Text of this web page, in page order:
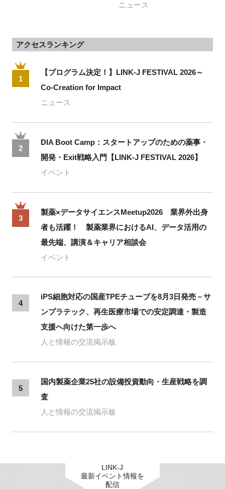
ニュース
アクセスランキング
1
【プログラム決定！】LINK-J FESTIVAL 2026～
Co-Creation for Impact
ニュース
2
DIA Boot Camp：スタートアップのための薬事・
開発・Exit戦略入門【LINK-J FESTIVAL 2026】
イベント
3
製薬×データサイエンスMeetup2026 業界外出身
者も活躍！ 製薬業界におけるAI、データ活用の
最先端、講演＆キャリア相談会
イベント
4
iPS細胞対応の国産TPEチューブを8月3日発売－サ
ンプラテック、再生医療市場での安定調達・製造
支援へ向けた第一歩へ
人と情報の交流掲示板
5
国内製薬企業25社の設備投資動向・生産戦略を調
査
人と情報の交流掲示板
LINK-J
最新イベント情報を
配信